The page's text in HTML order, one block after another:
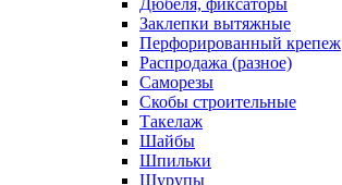
Дюбеля, фиксаторы
Заклепки вытяжные
Перфорированный крепеж
Распродажа (разное)
Саморезы
Скобы строительные
Такелаж
Шайбы
Шпильки
Шурупы